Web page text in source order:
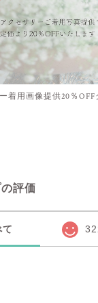
着用画像提供20％OFF
評価
て